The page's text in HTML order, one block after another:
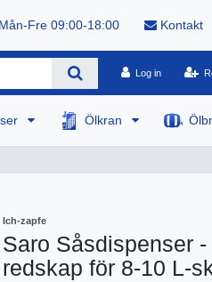
Fre 09:00-18:00 Kontakt
Log in
Ölkran
Ich-zapfe
Saro Såsdispenser
redskap för 8-10 L-